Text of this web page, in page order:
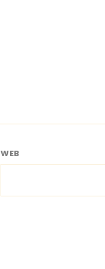
WEB